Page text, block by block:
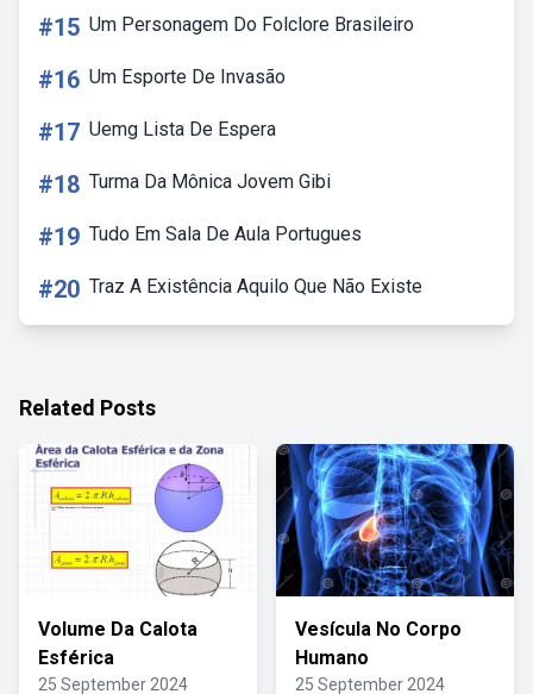
#15 Um Personagem Do Folclore Brasileiro
#16 Um Esporte De Invasão
#17 Uemg Lista De Espera
#18 Turma Da Mônica Jovem Gibi
#19 Tudo Em Sala De Aula Portugues
#20 Traz A Existência Aquilo Que Não Existe
Related Posts
Volume Da Calota
Esférica
25 September 2024
Vesícula No Corpo
Humano
25 September 2024